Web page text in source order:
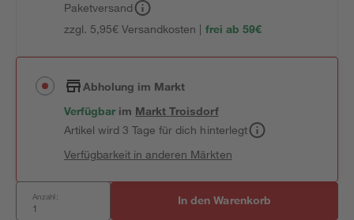
Paketversand
zzgl. 5,95€ Versandkosten | frei ab 59€
Abholung im Markt
Verfügbar im MarktTroisdorf
Artikel wird 3 Tage für dich hinterlegt
Verfügbarkeit in anderen Märkten
Anzahl: In den Warenkorb